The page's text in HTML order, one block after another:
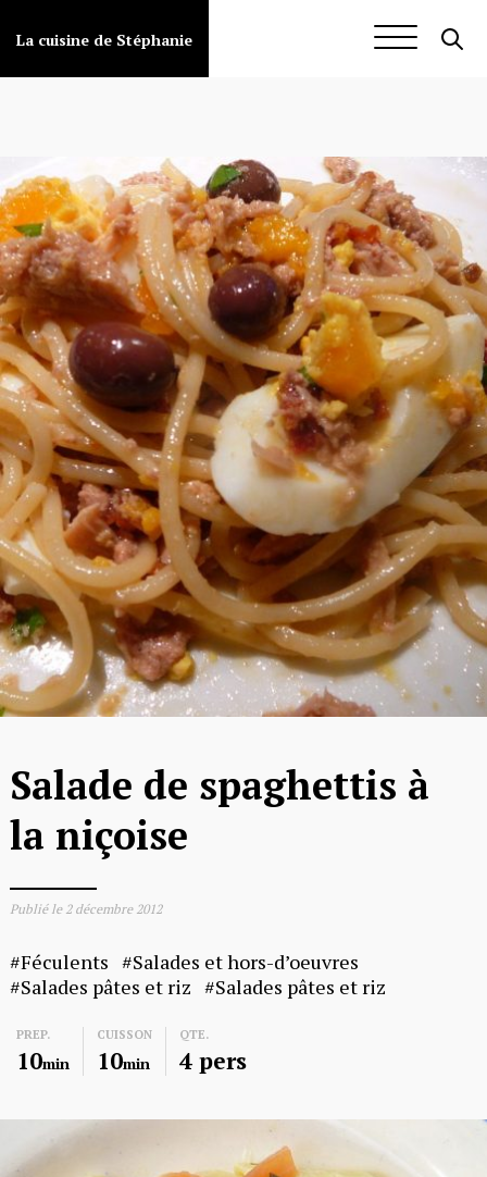
auLa cuisine de Stéphanie
Salades pâtes et riz
Salade de spaghettis à
la niçoise
Publié le 2 décembre 2012
Féculents
Salades et hors-d’oeuvres
Salades pâtes et riz
Salades pâtes et riz
PREP.
10min
CUISSON
10min
QTE.
4 pers